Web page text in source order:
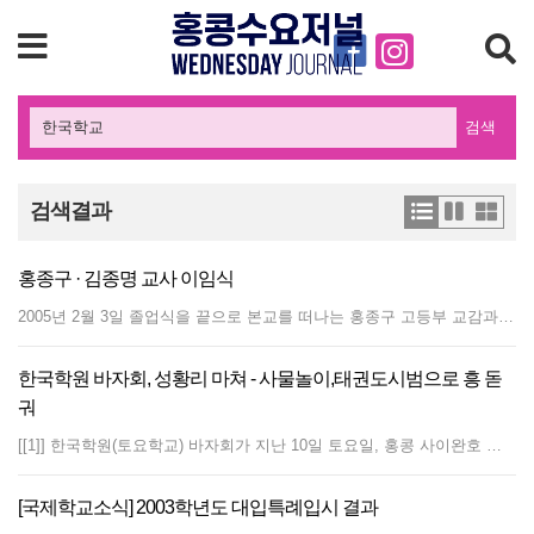
검색
검색결과
홍종구 · 김종명 교사 이임식
2005년 2월 3일 졸업식을 끝으로 본교를 떠나는 홍종구 고등부 교감과 김종명 초등부 교감의 이임식이 있었다. 홍종구 교사는 지난 4년간(정부 파견교사 3년, 초청교사 1년) 한국학교 발전을 위해 헌신적으로 일해왔고, 김종명 교사 역시 정부 파견교사로서 지난 3년 초등부를 위해 열심히 노력했다는 평을 받았다. 홍종구 교사는, 한국국제학교의 발전을 기원하며 그 동안 애쓴 학부모들에게 감사의 말을 전했다. 김종명 교사는, 한국국제학교 초등부는 세계 어디에 내놓아도 손색이 없는 학교라는 자부심을 가져달라고 당부했다. 변호영 재단 이사장은, 재단을 대표해 감사패를 전달했고 PTA에서는, 이임하는 교사들을 위해 선물을 전달했다.
한국학원 바자회, 성황리 마쳐 - 사물놀이,태권도시범으로 흥 돋
궈
[[1]] 한국학원(토요학교) 바자회가 지난 10일 토요일, 홍콩 사이완호 한국국제학교 마당에서 홍콩한국학원 자모회 주최로 열렸다. 이 행사는 3년여 공사 끝에 한국국제학교 증축공사가 완공되어 교실 수 증가에 따른 교구구입 및 환경미화에 쓰일 기금을 마련하기 위해 개최되었다. 홍콩한국국제학교 PTA이 협찬하고, 주홍콩총영사관, 한인회, 홍콩한인상공회, 한인여성회, 홍콩한국금융기관협의회, 홍콩한국상사협의회에서 후원했다. [[2]] [[3]] 오전 10시부터 시작된 바자회는 다소 흐린 날씨였지만 이순정 한인회 회장을 비롯한 한인회 임원들과 토요학교 학생 및 학부모와 교민들이 운집해 성황을 이루었다. 증축된 새 건물 아래에 마련된 인조 잔디 마당에 차려진 부스에는 떡볶이, 김밥, 잡채, 각종 떡, 호박죽, 팥죽, 군만두, 파전, 커피 등 맛깔스런 음식에서 완구, 주방용품 및 그릇, 아동 도서 등 기증 받은 상품들이 절찬리에 판매되었으며, 인기품목은 일찍이 매진되기도 했다. 이번 바자회 총 수익은 HK$104,679.50 이다. [[4]] [[5]] 또한 바자회가 마무리될 즈음에 한인천주교회 사물노래패에서 신나는 마당놀이를 공연이 있었다. 이어 문명곤 사범의 태권도교실 학생들의 태권도 시범이 있었으며, 점촌태권도장(단장 정은주)에서 한국학교 증축을 축하해 주기 위한 시범공연도 가졌다. 각종 격파시범, 태권 체조, 태권 힙합 등 음악에 맞춰 유연한 태권시범 등 10여 개 프로그램으로 관중들의 많은 박수를 받았다. 문명곤 사범은 11일(토)에 완차이 체육관에서 친선 태권도 시범을 보인데 이어, 12일(월)에는 시티대학에서 시범을 보여 태권도에 관심이 높아지고 있는 홍콩인들로부터 열렬한 박수세례를 받았다. 한국학원 바자회 결산 현금 Donation 주홍콩총영사관 KIS 한국어교장(최길시) KIS 총교장(김진만) 김구환 변호영 최영우 동신교회(김성준 목사) 중동고 동문회 성제환 우종욱(G.A. Resource Ltd) 황성주생식 KIS매점 한인회장(이순정) 한국학원장(정석곤) 홍콩한국상사협의회 홍콩한인여성회장(장은명) 대동한의원(권영국) 샤론미용실 Partners(오상환) 2,000 500 1,000 1,000 5,000 5,000 3,000 3,500 2,000 2,000 500 1,000 3,000 5,000 10,000 1,000 1,000 500 1,000 소계 HK$48,000 물품판매 수익금 실버스타(김운영) 로토스포츠(유한백) DJ토이(김덕제) 한국식품(냉동만두 50봉지) 코프코(김치, 과자) 신세계마트(김, 과자) 하나여행사(볼펜, 악세사리) 장원식당(파전, 김치 105kg) 한성식품(떡볶이 떡 50봉지) 롯데모텔(팥죽) 9,615 1,980 1,717 1,650 4,872 4,916 210 소계 HK$29,581 음식판매 수익금 및 현금 한국학원 한국국제학교 기타, 헌책판매 24,237.90 11,053 128 소계 HK$30,797,90 ▶ 합계 HK$108,378.90 지출 용품구매 태권도시범단 1,699.40 2,000 소계 HK$3,699.40 ▶ 총수익금 : HK$104,679.50
[국제학교소식] 2003학년도 대입특례입시 결과